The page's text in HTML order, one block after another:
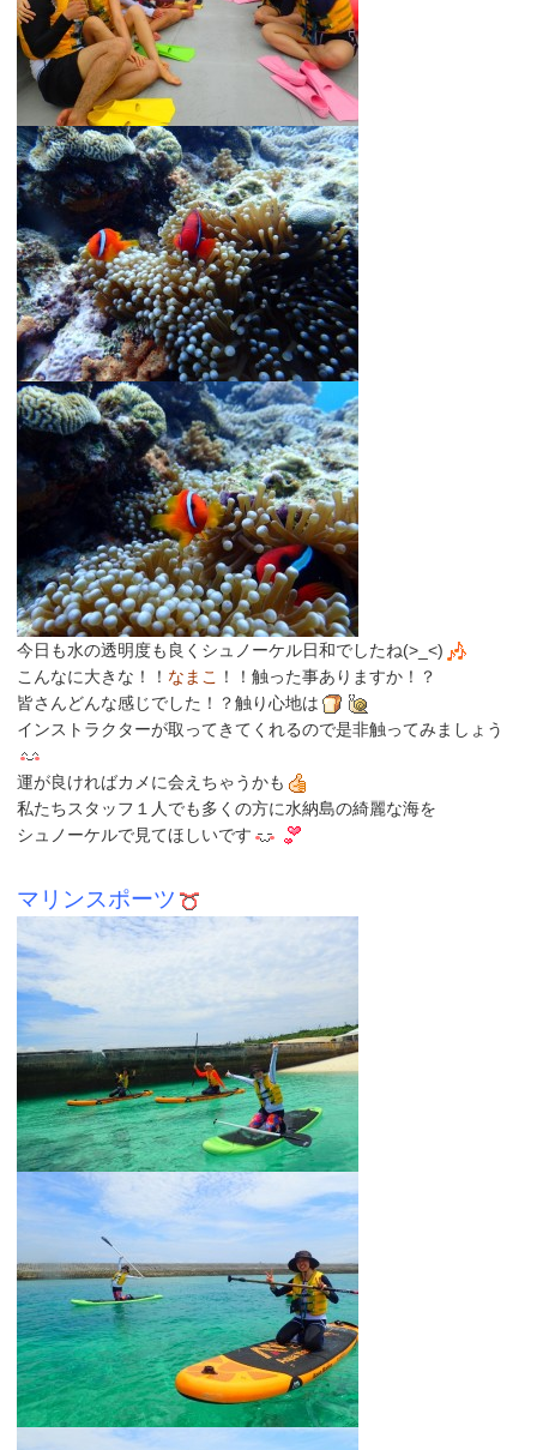
今日も水の透明度も良くシュノーケル日和でしたね(>_<)
こんなに大きな！！ なまこ
！！触った事ありますか！？
皆さんどんな感じでした！？触り心地は
インストラクターが取ってきてくれるので是非触ってみましょう
運が良ければカメに会えちゃうかも
私たちスタッフ１人でも多くの方に水納島の綺麗な海を
シュノーケルで見てほしいです
マリンスポーツ